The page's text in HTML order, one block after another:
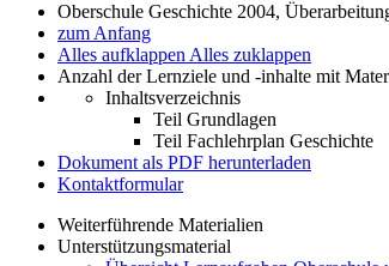
Oberschule Geschichte 2004,
zum Anfang
Alles aufklappen Alles zuklappen
Anzahl der Lernziele und -inhalte mit
Inhaltsverzeichnis
Teil Grundlagen
Teil Fachlehrplan Geschichte
Dokument als PDF herunterladen
Kontaktformular
Weiterführende Materialien
Unterstützungsmaterial